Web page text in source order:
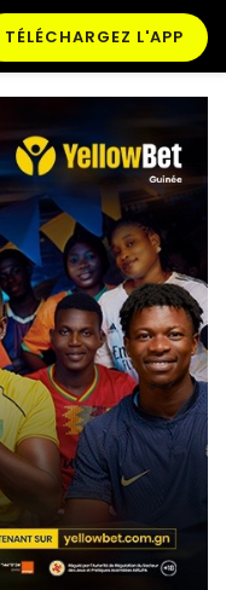
TÉLÉCHARGEZ L'APP